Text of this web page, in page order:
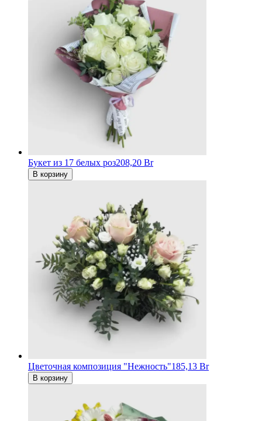
Букет из 17 белых роз208,20 Br
В корзину
Цветочная композиция "Нежность"185,13 Br
В корзину